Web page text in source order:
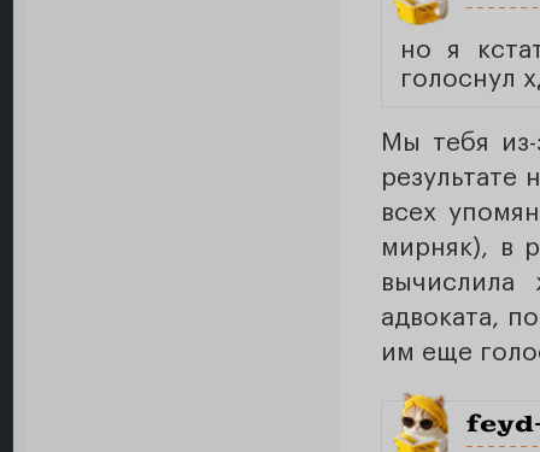
но я
голоснул
Мы тебя
результате
всех
мирняк), в
адвоката,
им еще